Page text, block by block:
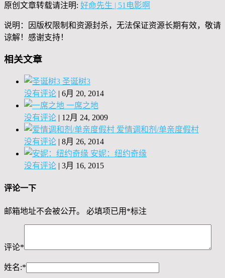
原创文章转载请注明: 好命先生 | 51电影啊
说明：因版权限制和资源封杀，无法保证资源长期有效，敬请
谅解！感谢支持！
相关文章
圣诞树3
没有评论 | 6月 20, 2014
一席之地
没有评论 | 12月 24, 2009
爱情调和剂/单亲度假村
没有评论 | 8月 26, 2014
安妮：纽约奇缘
没有评论 | 3月 16, 2015
评论一下
邮箱地址不会被公开。 必填项已用 *标注
评论*
姓名:*